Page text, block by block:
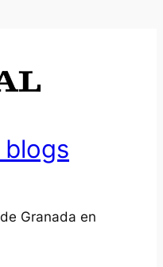
blogs
Granada en